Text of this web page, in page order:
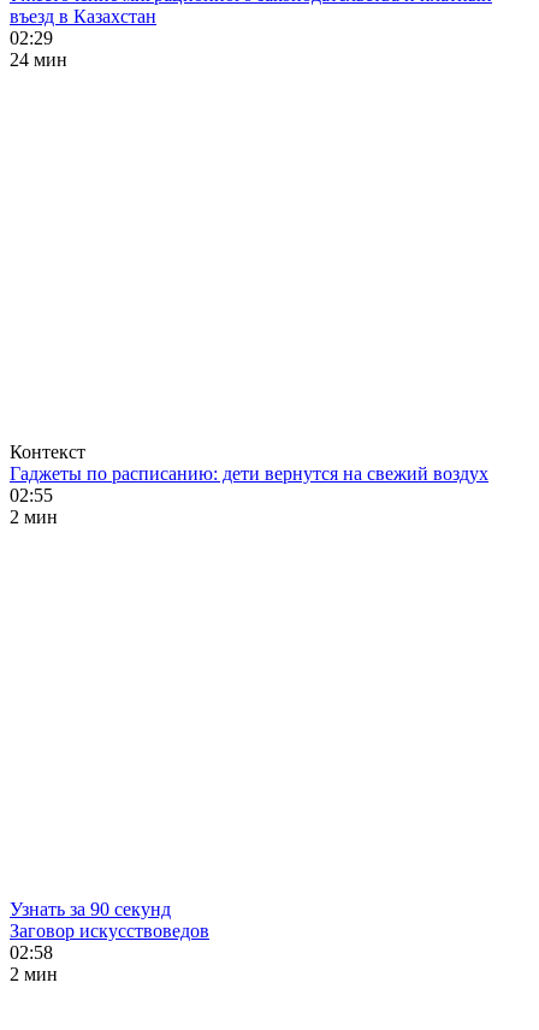
въезд в Казахстан
02:29
24 мин
Контекст
Гаджеты по расписанию: дети вернутся на свежий воздух
02:55
2 мин
Узнать за 90 секунд
Заговор искусствоведов
02:58
2 мин